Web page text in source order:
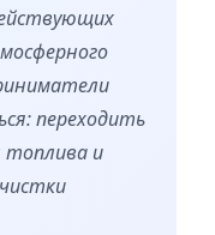
переходить
топлива и